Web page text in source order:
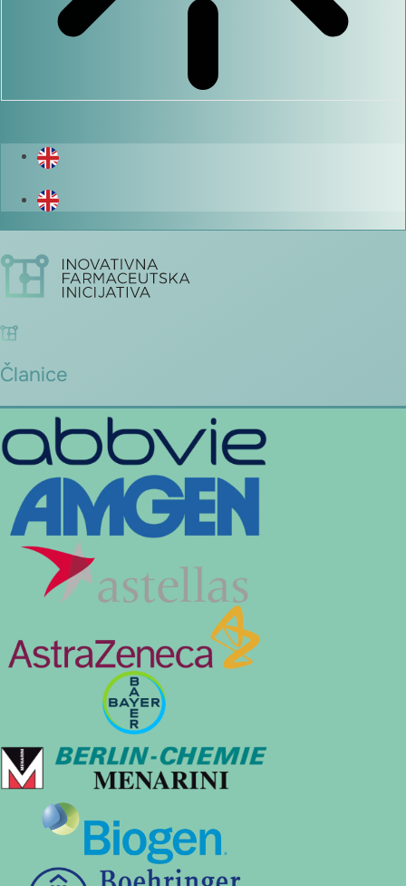
Članice